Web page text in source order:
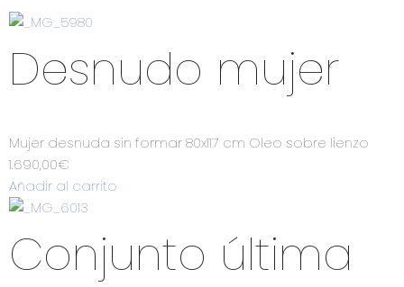
Desnudo mujer
Mujer desnuda sin formar 80x117 cm Oleo sobre lienzo
1.690,00€
Añadir al carrito
Conjunto última